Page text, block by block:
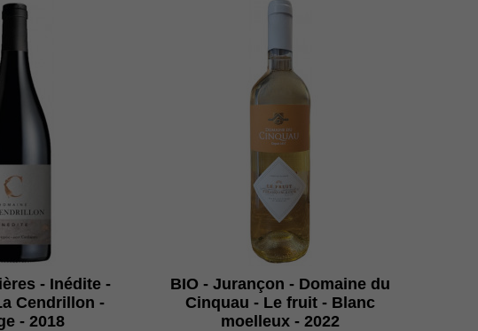
- Inédite -
Cendrillon -
- 2018
BIO - Jurançon - Domaine du
Cinquau - Le fruit - Blanc
moelleux - 2022